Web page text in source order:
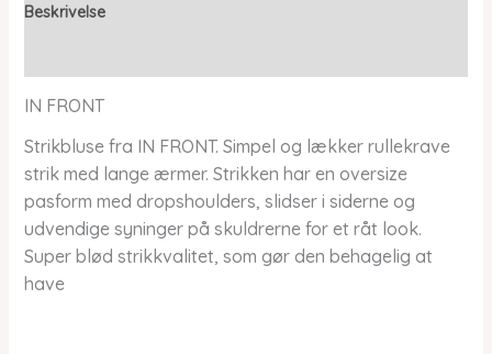
Beskrivelse
IN FRONT
Strikbluse fra IN FRONT. Simpel og lækker rullekrave
strik med lange ærmer. Strikken har en oversize
pasform med dropshoulders, slidser i siderne og
udvendige syninger på skuldrerne for et råt look.
Super blød strikkvalitet, som gør den behagelig at
have